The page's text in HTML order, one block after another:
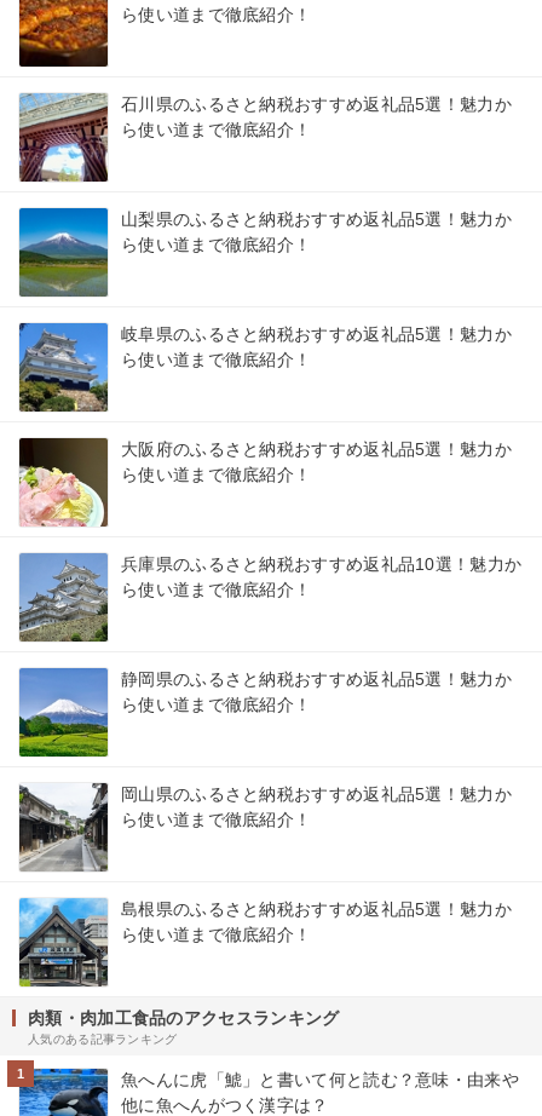
ら使い道まで徹底紹介！
石川県のふるさと納税おすすめ返礼品5選！魅力か
ら使い道まで徹底紹介！
山梨県のふるさと納税おすすめ返礼品5選！魅力か
ら使い道まで徹底紹介！
岐阜県のふるさと納税おすすめ返礼品5選！魅力か
ら使い道まで徹底紹介！
大阪府のふるさと納税おすすめ返礼品5選！魅力か
ら使い道まで徹底紹介！
兵庫県のふるさと納税おすすめ返礼品10選！魅力か
ら使い道まで徹底紹介！
静岡県のふるさと納税おすすめ返礼品5選！魅力か
ら使い道まで徹底紹介！
岡山県のふるさと納税おすすめ返礼品5選！魅力か
ら使い道まで徹底紹介！
島根県のふるさと納税おすすめ返礼品5選！魅力か
ら使い道まで徹底紹介！
肉類・肉加工食品のアクセスランキング
人気のある記事ランキング
1
魚へんに虎「鯱」と書いて何と読む？意味・由来や
他に魚へんがつく漢字は？